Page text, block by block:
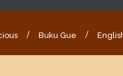
Buku Gue